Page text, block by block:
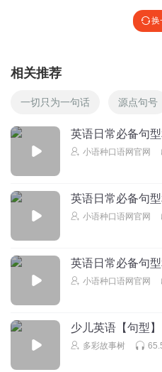
换
相关推荐
一切只为一句话 源点句号
英语日常必备句
小语种口语网官网
英语日常必备句
小语种口语网官网
英语日常必备句
小语种口语网官网
少儿英语【句型】
多彩故事树